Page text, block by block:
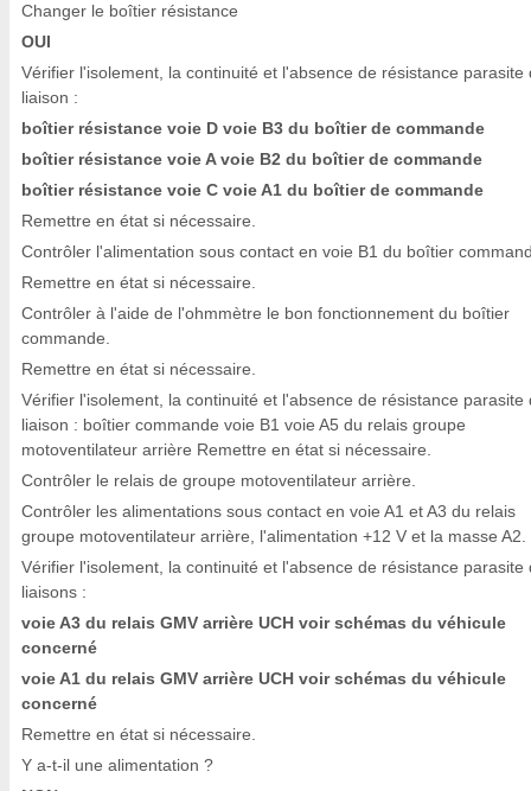
Changer le boîtier résistance
OUI
Vérifier l'isolement, la continuité et l'absence de résistance parasite
liaison :
boîtier résistance voie D voie B3 du boîtier de commande
boîtier résistance voie A voie B2 du boîtier de commande
boîtier résistance voie C voie A1 du boîtier de commande
Remettre en état si nécessaire.
Contrôler l'alimentation sous contact en voie B1 du boîtier
Remettre en état si nécessaire.
Contrôler à l'aide de l'ohmmètre le bon fonctionnement du boîtier
commande.
Remettre en état si nécessaire.
Vérifier l'isolement, la continuité et l'absence de résistance parasite
liaison : boîtier commande voie B1 voie A5 du relais groupe
motoventilateur arrière Remettre en état si nécessaire.
Contrôler le relais de groupe motoventilateur arrière.
Contrôler les alimentations sous contact en voie A1 et A3 du relais
groupe motoventilateur arrière, l'alimentation +12 V et la masse A2.
Vérifier l'isolement, la continuité et l'absence de résistance parasite
liaisons :
voie A3 du relais GMV arrière UCH voir schémas du véhicule
concerné
voie A1 du relais GMV arrière UCH voir schémas du véhicule
concerné
Remettre en état si nécessaire.
Y a-t-il une alimentation ?